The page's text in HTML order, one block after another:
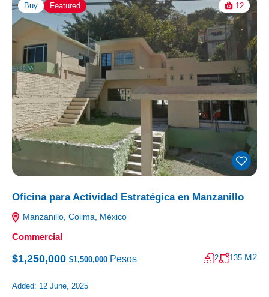
Buy Featured 12
Oficina para Actividad Estratégica en Manzanillo
Manzanillo, Colima, México
Commercial
$1,250,000 $1,500,000 Pesos 2 135 M2
Added: 12 June, 2025